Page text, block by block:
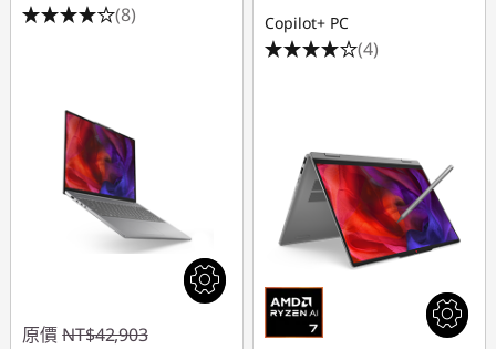
(8)
原價 NT$42,903
Copilot+ PC
(4)